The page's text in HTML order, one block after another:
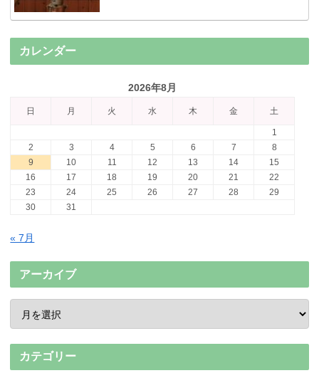
カレンダー
2026年8月
日 月 火 水 木 金 土
1
2
3 4 5 6 7
8
9
10 11 12 13 14
15
16
17 18 19 20 21
22
23
24 25 26 27 28
29
30
31
« 7月
アーカイブ
カテゴリー